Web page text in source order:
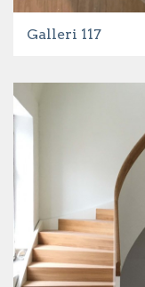
Galleri 117